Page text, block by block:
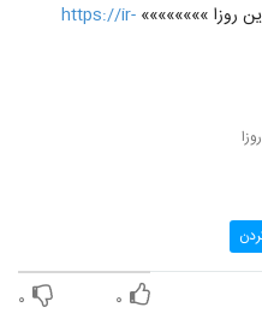
روزا »»»»»»»» https://ir-
۰ ۰